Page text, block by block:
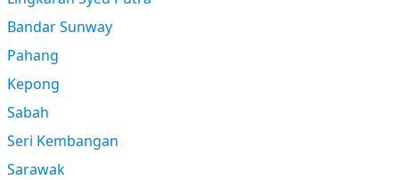
Bandar Sunway
Pahang
Kepong
Sabah
Seri Kembangan
Sarawak